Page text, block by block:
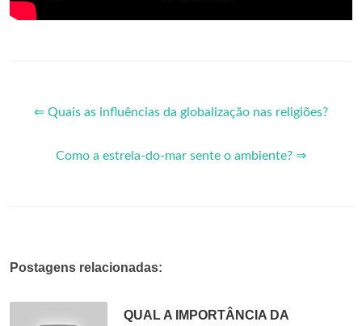
⇐ Quais as influências da globalização nas religiões?
Como a estrela-do-mar sente o ambiente? ⇒
Postagens relacionadas:
QUAL A IMPORTÂNCIA DA